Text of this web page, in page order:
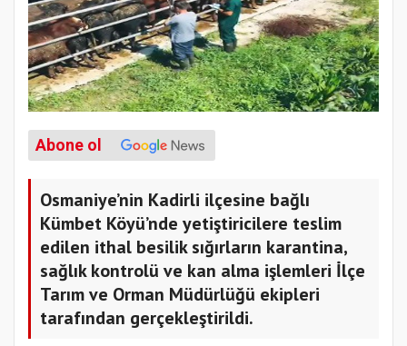
Abone ol
Osmaniye’nin Kadirli ilçesine bağlı
Kümbet Köyü’nde yetiştiricilere teslim
edilen ithal besilik sığırların karantina,
sağlık kontrolü ve kan alma işlemleri İlçe
Tarım ve Orman Müdürlüğü ekipleri
tarafından gerçekleştirildi.